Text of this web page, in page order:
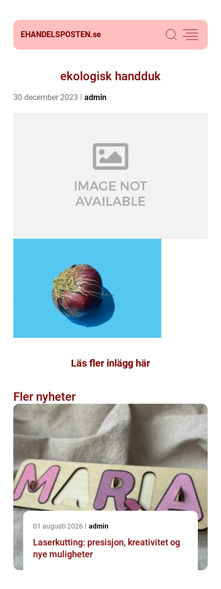
EHANDELSPOSTEN.se
ekologisk handduk
30 december 2023 admin
Läs fler inlägg här
Fler nyheter
01 augusti 2026 admin
Laserkutting: presisjon, kreativitet og
nye muligheter